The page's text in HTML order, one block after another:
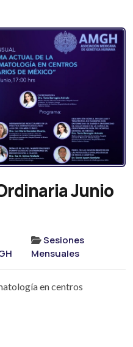
Junio
Sesiones
Mensuales
en centros